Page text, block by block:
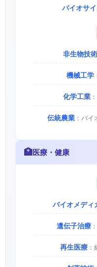
バイオサ
非生物技術
機械工学
化学工業
伝統農業：バイ
🏥医療・健康
バイオメディ
遺伝子治療
再生医療：